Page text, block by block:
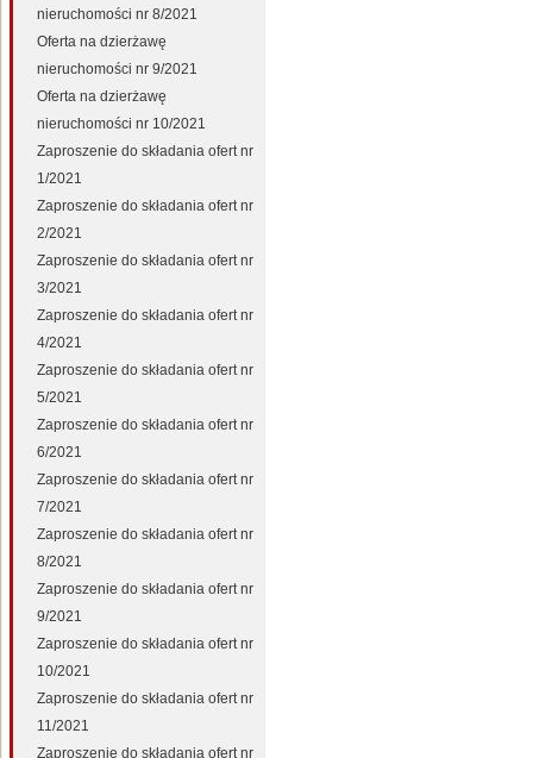
nieruchomości nr 8/2021
Oferta na dzierżawę
nieruchomości nr 9/2021
Oferta na dzierżawę
nieruchomości nr 10/2021
Zaproszenie do składania ofert nr
1/2021
Zaproszenie do składania ofert nr
2/2021
Zaproszenie do składania ofert nr
3/2021
Zaproszenie do składania ofert nr
4/2021
Zaproszenie do składania ofert nr
5/2021
Zaproszenie do składania ofert nr
6/2021
Zaproszenie do składania ofert nr
7/2021
Zaproszenie do składania ofert nr
8/2021
Zaproszenie do składania ofert nr
9/2021
Zaproszenie do składania ofert nr
10/2021
Zaproszenie do składania ofert nr
11/2021
Zaproszenie do składania ofert nr